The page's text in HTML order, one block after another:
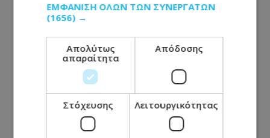
ΕΜΦΆΝΙΣΗ ΌΛΩΝ ΤΩΝ ΣΥΝΕΡΓΑΤΏΝ
(1656) →
Απολύτως
απαραίτητα
Απόδοσης
Στόχευσης Λειτουργικότητας